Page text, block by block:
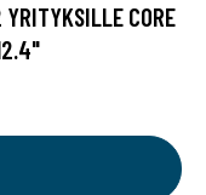
YRITYKSILLE CORE